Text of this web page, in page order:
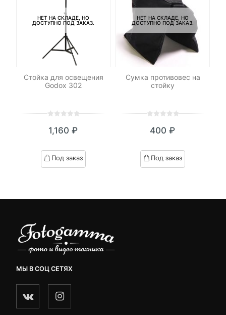
НЕТ НА СКЛАДЕ, НО
ДОСТУПНО ПОД ЗАКАЗ.
Стойка для освещения
Godox 302
out
based
on
1,160 ₽
Под заказ
НЕТ НА СКЛАДЕ, НО
ДОСТУПНО ПОД ЗАКАЗ.
Сумка противовес на
стойку
out
based
on
400 ₽
Под заказ
МЫ В СОЦ СЕТЯХ